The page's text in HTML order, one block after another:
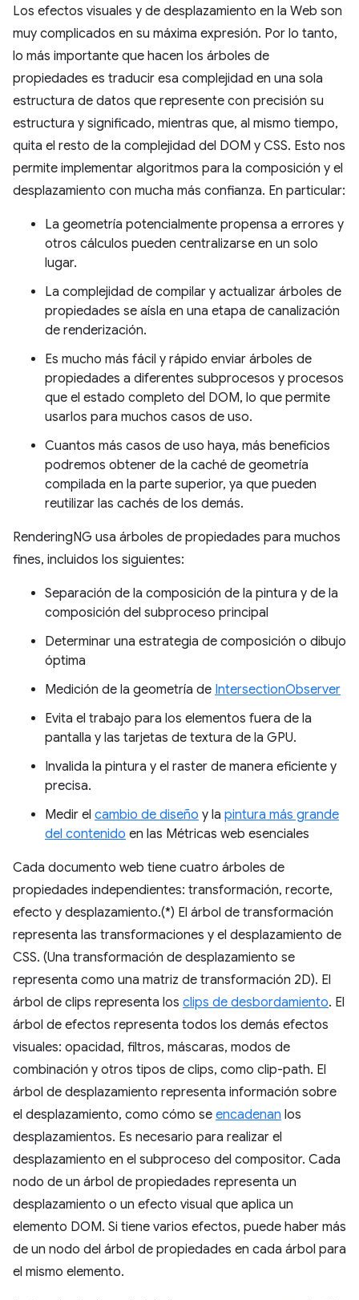
Los efectos visuales y de desplazamiento en la Web son
muy complicados en su máxima expresión. Por lo tanto,
lo más importante que hacen los árboles de
propiedades es traducir esa complejidad en una sola
estructura de datos que represente con precisión su
estructura y significado, mientras que, al mismo tiempo,
quita el resto de la complejidad del DOM y CSS. Esto nos
permite implementar algoritmos para la composición y el
desplazamiento con mucha más confianza. En particular:
La geometría potencialmente propensa a errores y
otros cálculos pueden centralizarse en un solo
lugar.
La complejidad de compilar y actualizar árboles de
propiedades se aísla en una etapa de canalización
de renderización.
Es mucho más fácil y rápido enviar árboles de
propiedades a diferentes subprocesos y procesos
que el estado completo del DOM, lo que permite
usarlos para muchos casos de uso.
Cuantos más casos de uso haya, más beneficios
podremos obtener de la caché de geometría
compilada en la parte superior, ya que pueden
reutilizar las cachés de los demás.
RenderingNG usa árboles de propiedades para muchos
fines, incluidos los siguientes:
Separación de la composición de la pintura y de la
composición del subproceso principal
Determinar una estrategia de composición o dibujo
óptima
Medición de la geometría de IntersectionObserver
Evita el trabajo para los elementos fuera de la
pantalla y las tarjetas de textura de la GPU.
Invalida la pintura y el raster de manera eficiente y
precisa.
Medir el cambio de diseño y la pintura más grande
del contenido en las Métricas web esenciales
Cada documento web tiene cuatro árboles de
propiedades independientes: transformación, recorte,
efecto y desplazamiento.(*) El árbol de transformación
representa las transformaciones y el desplazamiento de
CSS. (Una transformación de desplazamiento se
representa como una matriz de transformación 2D). El
árbol de clips representa los clips de desbordamiento. El
árbol de efectos representa todos los demás efectos
visuales: opacidad, filtros, máscaras, modos de
combinación y otros tipos de clips, como clip-path. El
árbol de desplazamiento representa información sobre
el desplazamiento, como cómo se encadenan los
desplazamientos. Es necesario para realizar el
desplazamiento en el subproceso del compositor. Cada
nodo de un árbol de propiedades representa un
desplazamiento o un efecto visual que aplica un
elemento DOM. Si tiene varios efectos, puede haber más
de un nodo del árbol de propiedades en cada árbol para
el mismo elemento.